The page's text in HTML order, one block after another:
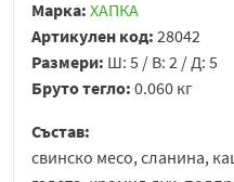
Марка: ХАПКА
Артикулен код: 28042
Размери: Ш: 5 / В: 2 / Д: 5
Бруто тегло: 0.060 кг
Състав:
свинско месо, сланина,